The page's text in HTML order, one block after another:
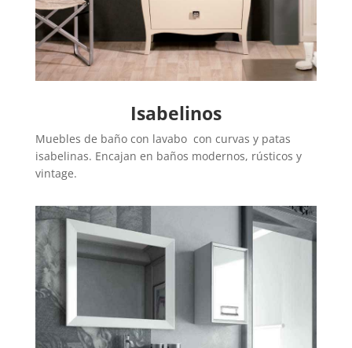
Isabelinos
Muebles de baño con lavabo con curvas y patas
isabelinas. Encajan en baños modernos, rústicos y
vintage.